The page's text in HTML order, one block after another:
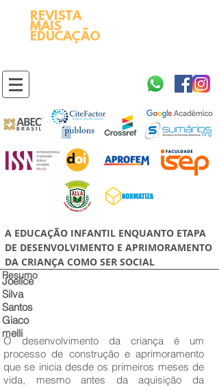
REVISTA
MAIS
EDUCAÇÃO
A EDUCAÇÃO INFANTIL ENQUANTO ETAPA
DE DESENVOLVIMENTO E APRIMORAMENTO
DA CRIANÇA COMO SER SOCIAL
Joelice
Silva
Santos
Giaco
melli
Resumo
O desenvolvimento da criança é um
processo de construção e aprimoramento
que se inicia desde os primeiros meses de
vida, mesmo antes da aquisição da